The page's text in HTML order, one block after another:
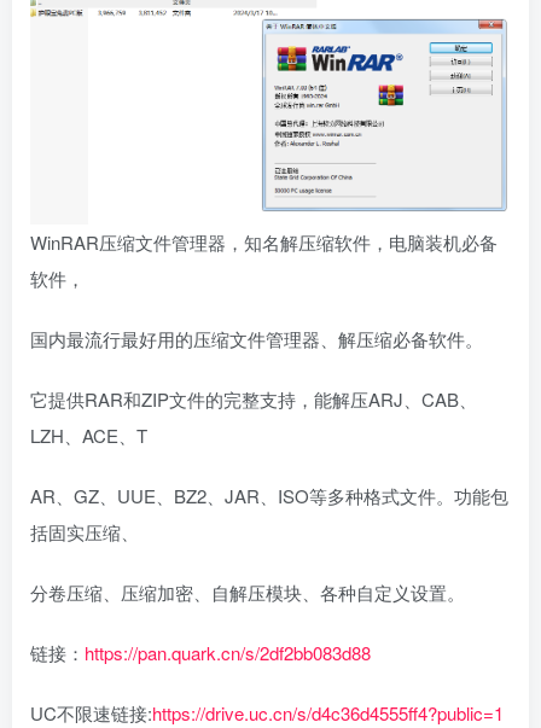
WinRAR压缩文件管理器，知名解压缩软件，电脑装机必备
软件，
国内最流行最好用的压缩文件管理器、解压缩必备软件。
它提供RAR和ZIP文件的完整支持，能解压ARJ、CAB、
LZH、ACE、T
AR、GZ、UUE、BZ2、JAR、ISO等多种格式文件。功能包
括固实压缩、
分卷压缩、压缩加密、自解压模块、各种自定义设置。
链接： https://pan.quark.cn/s/2df2bb083d88
UC不限速链接:https://drive.uc.cn/s/d4c36d4555ff4?public=1